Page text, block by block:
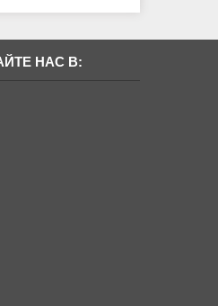
НАС В: